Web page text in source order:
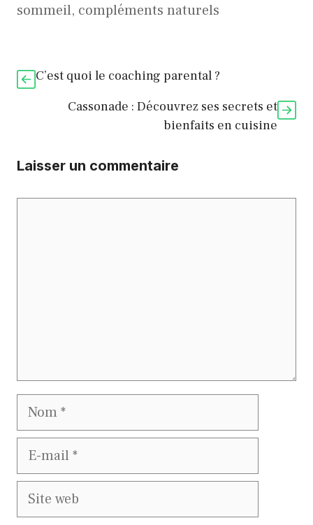
sommeil, compléments naturels
C’est quoi le coaching parental ?
Cassonade : Découvrez ses secrets et
bienfaits en cuisine
Laisser un commentaire
Nom
E-
Site